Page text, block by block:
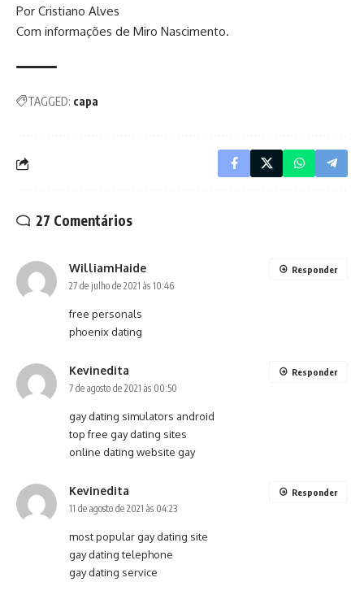
Por Cristiano Alves
Com informações de Miro Nascimento.
TAGGED: capa
27 Comentários
WilliamHaide
27 de julho de 2021 às 10:46
free personals
phoenix dating
Responder
Kevinedita
7 de agosto de 2021 às 00:50
gay dating simulators android
top free gay dating sites
online dating website gay
Responder
Kevinedita
11 de agosto de 2021 às 04:23
most popular gay dating site
gay dating telephone
gay dating service
Responder